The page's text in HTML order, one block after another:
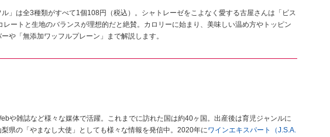
」は全3種類がすべて1個108円（税込）。シャトレーゼをこよなく愛する古屋さんは「ビス
レートと生地のバランスが理想的だと絶賛。カロリーに始まり、美味しい温め方やトッピン
や「無添加ワッフルプレーン」まで解説します。
や雑誌など様々な媒体で活躍。これまでに訪れた国は約40ヶ国。出産後は育児ジャンルに
県の「やまなし大使」としても様々な情報を発信中。2020年にワインエキスパート（J.S.A.